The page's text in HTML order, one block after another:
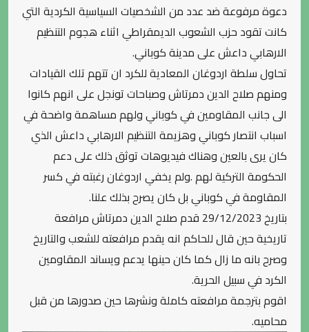
دعوة مرفوعة ضد عدد من الشخصيات السياسية الكردية التي
كانت تقود حزب الشعوب الديمقراطي اثناء هجوم التنظيم
الارهابي داعش على مدينة كوباني.
تحاول سلطة اردوغان المعادية للكرد ان تتهم تلك القيادات
ومنهم صلاح الدين دمرتاش وصباحات تونجل على انهم كانوا
الى جانب المقاومين في كوباني ولهم مساهمة واضحة في
اسباب انتصار كوباني وهزيمة التنظيم الارهابي داعش الذي
كان يرى بالعين وهناك فيديوهات توثق ذلك على دعم
الحكومة التركية لهم .ولم يخفي اردوغان رغبته في كسر
المقاومة في كوباني بل كان يصرح بذلك علنا.
بتاريخ 29/12/2023 قدم صلاح الدين دمرتاش مرافعة
تاريخية حين قال للحاكم انه يقدم مرافعته للشعب والتاريخ
وصرح بانه ما زال كما كان حينها يدعم ويساند المقاومين
الكرد في سبيل الحرية.
اقوم بترجمة مرافعته كاملة ونشرها حين صدورها من قبل
محاميه.